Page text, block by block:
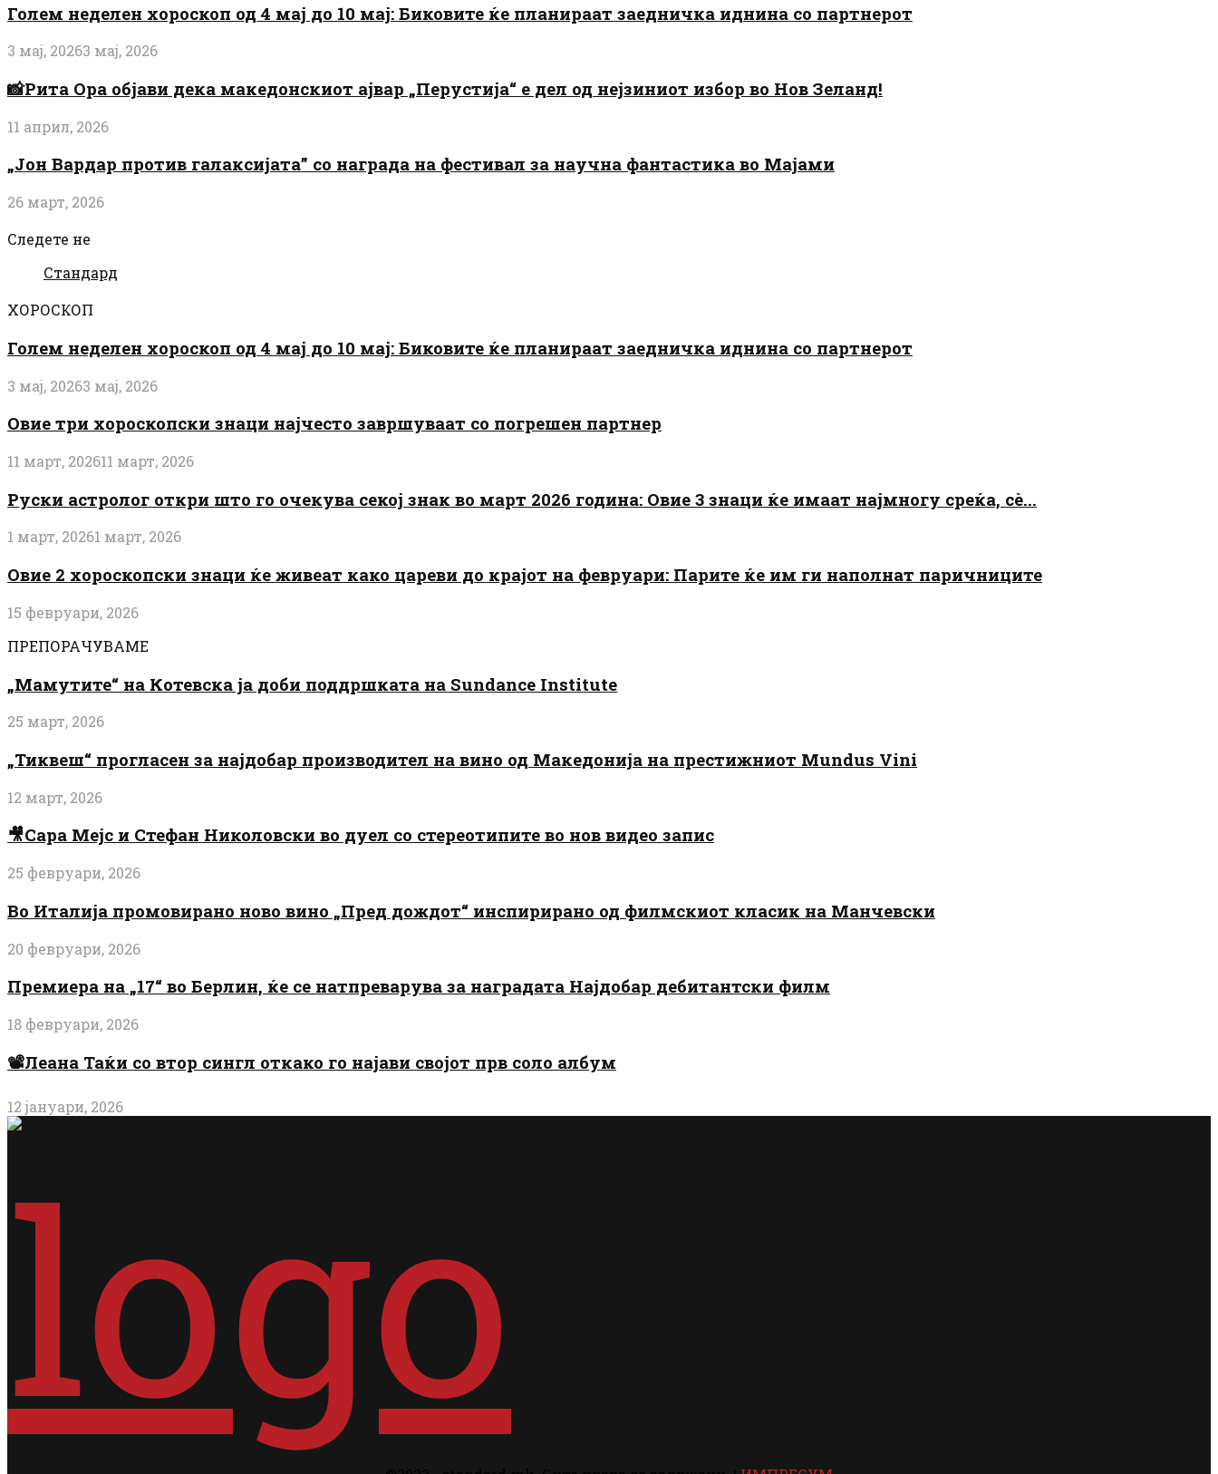
Голем неделен хороскоп од 4 мај до 10 мај: Биковите ќе планираат заедничка иднина со партнерот
3 мај, 20263 мај, 2026
📸Рита Ора објави дека македонскиот ајвар „Перустија“ е дел од нејзиниот избор во Нов Зеланд!
11 април, 2026
„Јон Вардар против галаксијата” со награда на фестивал за научна фантастика во Мајами
26 март, 2026
Следете не
Стандард
ХОРОСКОП
Голем неделен хороскоп од 4 мај до 10 мај: Биковите ќе планираат заедничка иднина со партнерот
3 мај, 20263 мај, 2026
Овие три хороскопски знаци најчесто завршуваат со погрешен партнер
11 март, 202611 март, 2026
Руски астролог откри што го очекува секој знак во март 2026 година: Овие 3 знаци ќе имаат најмногу среќа, сè...
1 март, 20261 март, 2026
Овие 2 хороскопски знаци ќе живеат како цареви до крајот на февруари: Парите ќе им ги наполнат паричниците
15 февруари, 2026
ПРЕПОРАЧУВАМЕ
„Мамутите“ на Котевска ја доби поддршката на Sundance Institute
25 март, 2026
„Тиквеш“ прогласен за најдобар производител на вино од Македонија на престижниот Mundus Vini
12 март, 2026
🎥Сара Мејс и Стефан Николовски во дуел со стереотипите во нов видео запис
25 февруари, 2026
Во Италија промовирано ново вино „Пред дождот“ инспирирано од филмскиот класик на Манчевски
20 февруари, 2026
Премиера на „17“ во Берлин, ќе се натпреварува за наградата Најдобар дебитантски филм
18 февруари, 2026
📽️Леана Таќи со втор сингл откако го најави својот прв соло албум
12 јануари, 2026